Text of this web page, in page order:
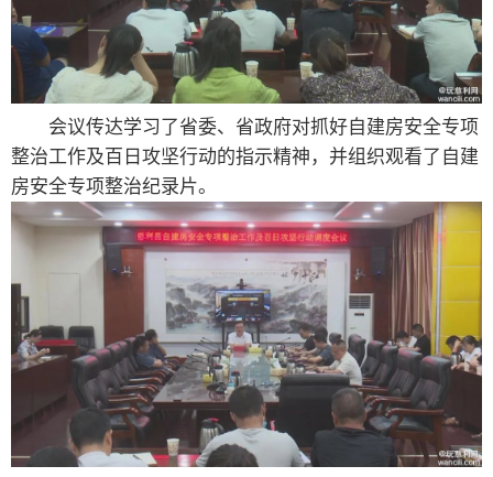
会议传达学习了省委、省政府对抓好自建房安全专项
整治工作及百日攻坚行动的指示精神，并组织观看了自建
房安全专项整治纪录片。